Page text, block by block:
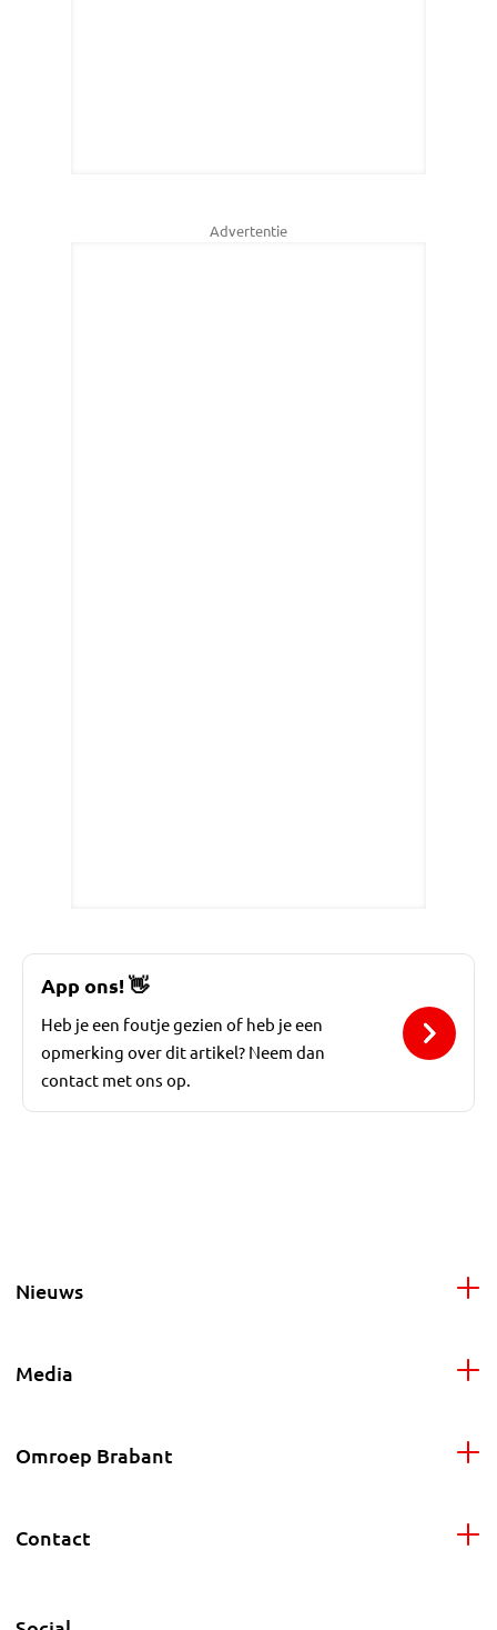
Advertentie
App ons!👋
Heb je een foutje gezien of heb je een
opmerking over dit artikel? Neem dan
contact met ons op.
Nieuws
Media
Omroep Brabant
Contact